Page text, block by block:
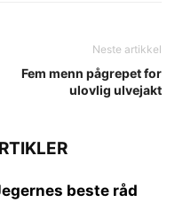
Neste artikkel
Fem menn pågrepet for
ulovlig ulvejakt
beste råd